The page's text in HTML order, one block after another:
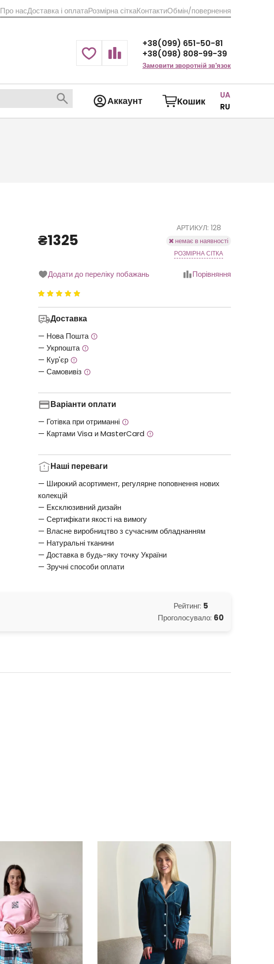
Про насДоставка і оплатаРозмірна сіткаКонтактиОбмін/повернення
+38(099) 651-50-81
+38(098) 808-99-39
Замовити зворотній зв'язок
Аккаунт Кошик
UA
RU
₴1325
АРТИКУЛ: 128
немає в наявності
РОЗМІРНА СІТКА
Додати до переліку побажань Порівняння
5.00
5
Доставка
— Нова Пошта
— Укрпошта
— Кур'єр
— Самовивіз
Варіанти оплати
— Готівка при отриманні
— Картами Visa и MasterCard
Наші переваги
— Широкий асортимент, регулярне поповнення нових
колекцій
— Ексклюзивний дизайн
— Сертифікати якості на вимогу
— Власне виробництво з сучасним обладнанням
— Натуральні тканини
— Доставка в будь-яку точку України
— Зручні способи оплати
Рейтинг: 5
Проголосувало: 60